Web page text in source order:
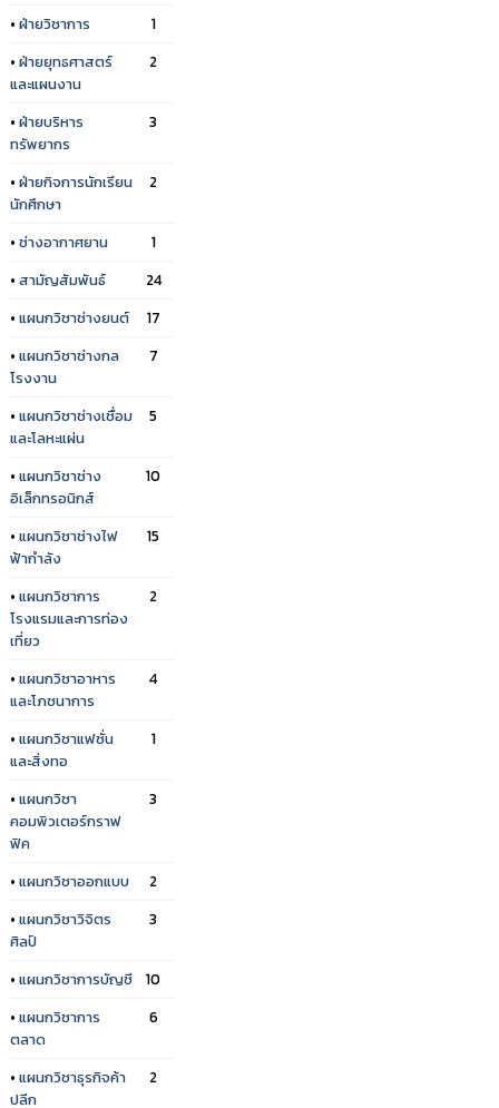
• ฝ่ายวิชาการ
1
• ฝ่ายยุทธศาสตร์
และแผนงาน
2
• ฝ่ายบริหาร
ทรัพยากร
3
• ฝ่ายกิจการนักเรียน
นักศึกษา
2
• ช่างอากาศยาน
1
• สามัญสัมพันธ์
24
• แผนกวิชาช่างยนต์
17
• แผนกวิชาช่างกล
โรงงาน
7
• แผนกวิชาช่างเชื่อม
และโลหะแผ่น
5
• แผนกวิชาช่าง
อิเล็กทรอนิกส์
10
• แผนกวิชาช่างไฟ
ฟ้ากำลัง
15
• แผนกวิชาการ
โรงแรมและการท่อง
เที่ยว
2
• แผนกวิชาอาหาร
และโภชนาการ
4
• แผนกวิชาแฟชั่น
และสิ่งทอ
1
• แผนกวิชา
คอมพิวเตอร์กราฟ
ฟิค
3
• แผนกวิชาออกแบบ
2
• แผนกวิชาวิจิตร
ศิลป์
3
• แผนกวิชาการบัญชี 10
• แผนกวิชาการ
ตลาด
6
• แผนกวิชาธุรกิจค้า
ปลีก
2